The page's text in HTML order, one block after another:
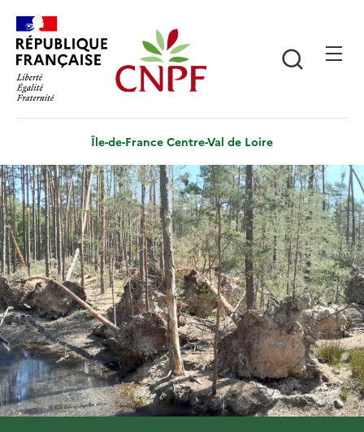
contenu
principal
Île-de-France Centre-Val de Loire